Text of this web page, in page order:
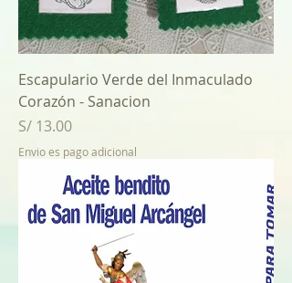
Escapulario Verde del Inmaculado
Corazón - Sanacion
Price
S/ 13.00
Envio es pago adicional